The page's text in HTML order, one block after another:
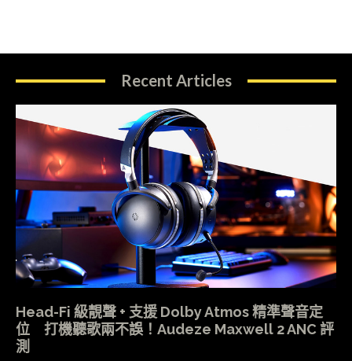
Recent Articles
Head-Fi 級靚聲 + 支援 Dolby Atmos 精準聲音定
位 打機聽歌兩不誤！Audeze Maxwell 2 ANC 評
測